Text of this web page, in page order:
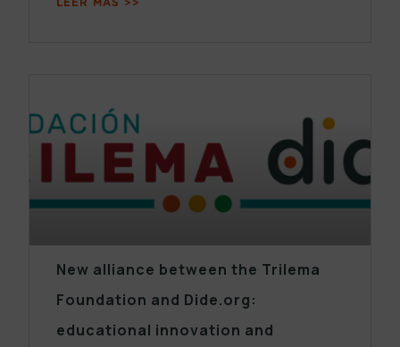
LEER MÁS >>
New alliance between the Trilema
Foundation and Dide.org:
educational innovation and